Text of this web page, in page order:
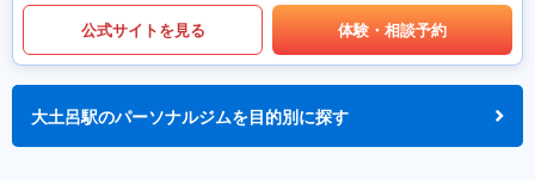
公式サイトを見る 体験・相談予約
大土呂駅のパーソナルジムを目的別に探す